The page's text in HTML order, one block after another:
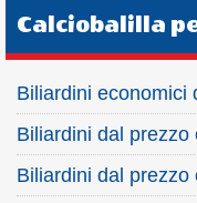
Calciobalilla
Biliardini economici
Biliardini dal
Biliardini dal